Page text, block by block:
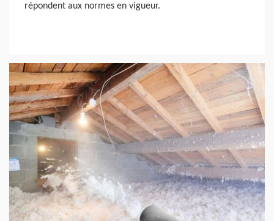
répondent aux normes en vigueur.